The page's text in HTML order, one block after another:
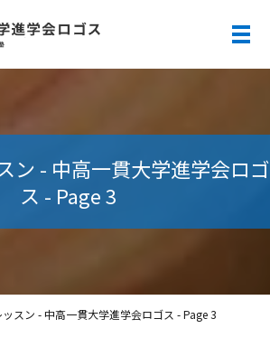
メ
ン - 中高一貫大学進学会ロゴ
ス - Page 3
スン - 中高一貫大学進学会ロゴス - Page 3